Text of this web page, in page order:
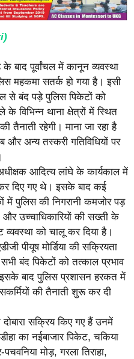
बाद पूर्वांचल में कानून व्यवस्था
महकमा सतर्क हो गया है। इसी
से बंद पड़े पुलिस पिकेटों को
के विभिन्न थाना क्षेत्रों में स्थित
तैनाती रहेगी। माना जा रहा है
अन्य तस्करी गतिविधियों पर
आदित्य लांघे के कार्यकाल में
दिए गए थे। इसके बाद कई
में पुलिस की निगरानी कमजोर पड़
उच्चाधिकारियों की सख्ती के
व्यवस्था को चालू कर दिया है।
पीयूष मोर्डिया की सक्रियता
बंद पिकेटों को तत्काल प्रभाव
बाद पुलिस प्रशासन हरकत में
की तैनाती शुरू कर दी
सक्रिय किए गए हैं उनमें
का नईबाजार पिकेट, चकिया
मोड़, गरला तिराहा,